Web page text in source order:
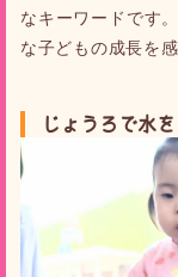
なキーワードです
な子どもの成長を
じょうろで水